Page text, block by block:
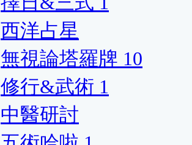
西洋占星
無視論塔羅牌 10
修行&武術 1
中醫研討